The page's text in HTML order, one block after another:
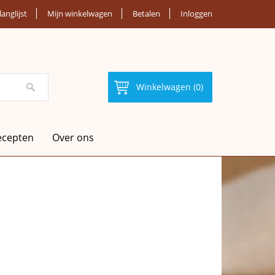
Mijn winkelwagen Betalen Inloggen
Winkelwagen (0)
Over ons